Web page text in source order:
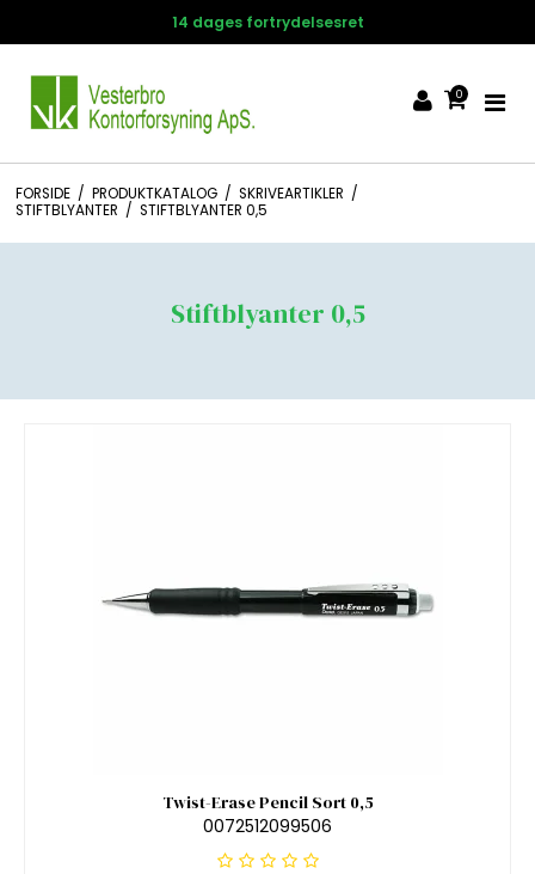
14 dages fortrydelsesret
0
FORSIDE / PRODUKTKATALOG / SKRIVEARTIKLER /
STIFTBLYANTER / STIFTBLYANTER 0,5
Stiftblyanter 0,5
Twist-Erase Pencil Sort 0,5
0072512099506